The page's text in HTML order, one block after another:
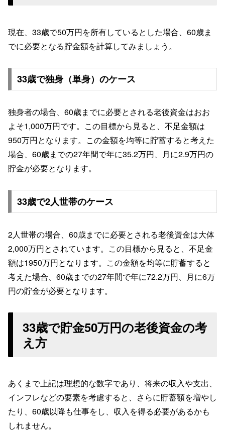
現在、33歳で50万円を所有しているとした場合、60歳ま
でに必要となる貯金額を計算してみましょう。
33歳で独身（単身）のケース
独身者の場合、60歳までに必要とされる老後資金はおお
よそ1,000万円です。この目標から見ると、不足金額は
950万円となります。この金額を均等に貯蓄すると考えた
場合、60歳までの27年間で年に35.2万円、月に2.9万円の
貯金が必要となります。
33歳で2人世帯のケース
2人世帯の場合、60歳までに必要とされる老後資金は大体
2,000万円とされています。この目標から見ると、不足金
額は1950万円となります。この金額を均等に貯蓄すると
考えた場合、60歳までの27年間で年に72.2万円、月に6万
円の貯金が必要となります。
33歳で貯金50万円の老後資金の考
え方
あくまで上記は理想的な数字であり、将来の収入や支出、
インフレなどの要素を考慮すると、さらに貯蓄額を増やし
たり、60歳以降も仕事をし、収入を得る必要があるかも
しれません。